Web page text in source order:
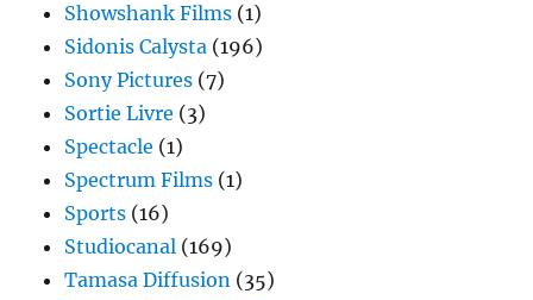
Showshank Films (1)
Sidonis Calysta (196)
Sony Pictures (7)
Sortie Livre (3)
Spectacle (1)
Spectrum Films (1)
Sports (16)
Studiocanal (169)
Tamasa Diffusion (35)